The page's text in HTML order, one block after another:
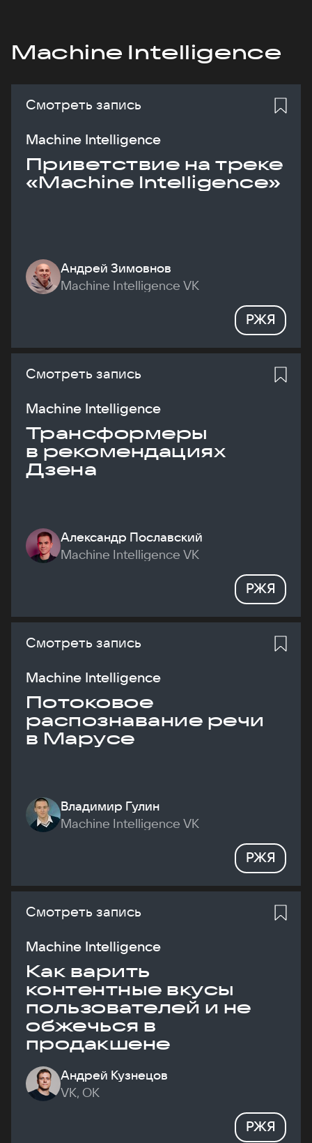
Machine Intelligence
Смотреть запись
Machine Intelligence
Приветствие на треке
«Machine Intelligence»
Андрей Зимовнов
Machine Intelligence VK
РЖЯ
Смотреть запись
Machine Intelligence
Трансформеры
в рекомендациях
Дзена
Александр Пославский
Machine Intelligence VK
РЖЯ
Смотреть запись
Machine Intelligence
Потоковое
распознавание речи
в Марусе
Владимир Гулин
Machine Intelligence VK
РЖЯ
Смотреть запись
Machine Intelligence
Как варить
контентные вкусы
пользователей и не
обжечься в
продакшене
Андрей Кузнецов
VK, ОК
РЖЯ